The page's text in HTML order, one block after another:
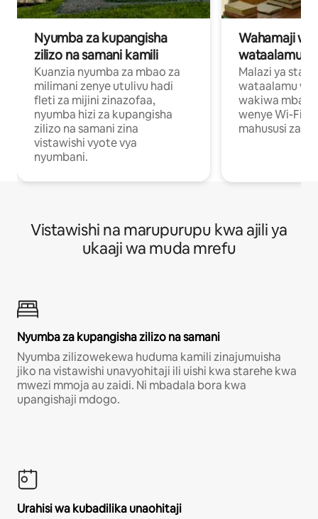
Nyumba za kupangisha
zilizo na samani kamili
Kuanzia nyumba za mbao za
milimani zenye utulivu hadi
fleti za mijini zinazofaa,
nyumba hizi za kupangisha
zilizo na samani zina
vistawishi vyote vya
nyumbani.
Wahamaji
wataalamu
Malazi ya
wataalamu
wakiwa mbali
wenye Wi-Fi
mahususi za
Vistawishi na marupurupu kwa ajili ya
ukaaji wa muda mrefu
Nyumba za kupangisha zilizo na samani
Nyumba zilizowekewa huduma kamili zinajumuisha
jiko na vistawishi unavyohitaji ili uishi kwa starehe kwa
mwezi mmoja au zaidi. Ni mbadala bora kwa
upangishaji mdogo.
Urahisi wa kubadilika unaohitaji